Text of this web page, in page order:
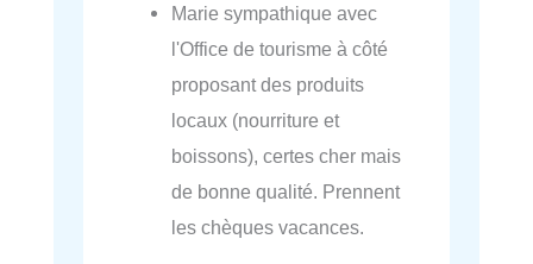
Marie sympathique avec
l'Office de tourisme à côté
proposant des produits
locaux (nourriture et
boissons), certes cher mais
de bonne qualité. Prennent
les chèques vacances.